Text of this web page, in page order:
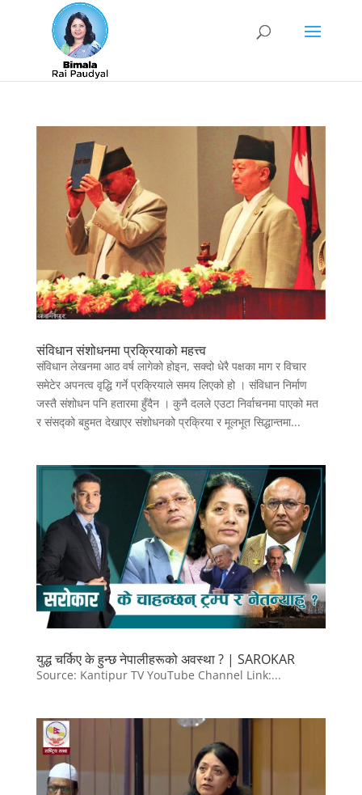
संविधान संशोधनमा प्रक्रियाको महत्त्व
संविधान लेखनमा आठ वर्ष लागेको होइन, सक्दो धेरै पक्षका माग र विचार
समेटेर अपनत्व वृद्धि गर्ने प्रक्रियाले समय लिएको हो । संविधान निर्माण
जस्तै संशोधन पनि हतारमा हुँदैन । कुनै दलले एउटा निर्वाचनमा पाएको मत
र संसद्को बहुमत देखाएर संशोधनको प्रक्रिया र मूलभूत सिद्धान्तमा...
युद्ध चर्किए के हुन्छ नेपालीहरूको अवस्था ? | SAROKAR
Source: Kantipur TV YouTube Channel Link:...